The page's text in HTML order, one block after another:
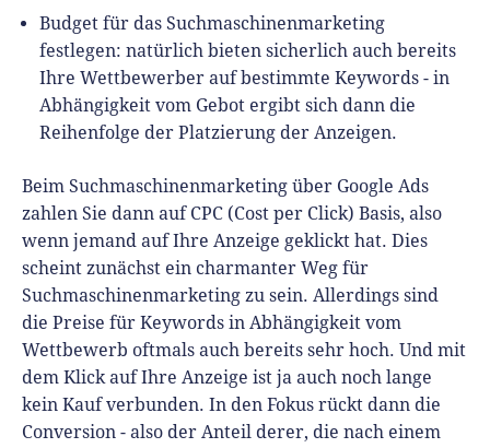
Budget für das Suchmaschinenmarketing
festlegen: natürlich bieten sicherlich auch bereits
Ihre Wettbewerber auf bestimmte Keywords - in
Abhängigkeit vom Gebot ergibt sich dann die
Reihenfolge der Platzierung der Anzeigen.
Beim Suchmaschinenmarketing über Google Ads
zahlen Sie dann auf CPC (Cost per Click) Basis, also
wenn jemand auf Ihre Anzeige geklickt hat. Dies
scheint zunächst ein charmanter Weg für
Suchmaschinenmarketing zu sein. Allerdings sind
die Preise für Keywords in Abhängigkeit vom
Wettbewerb oftmals auch bereits sehr hoch. Und mit
dem Klick auf Ihre Anzeige ist ja auch noch lange
kein Kauf verbunden. In den Fokus rückt dann die
Conversion - also der Anteil derer, die nach einem